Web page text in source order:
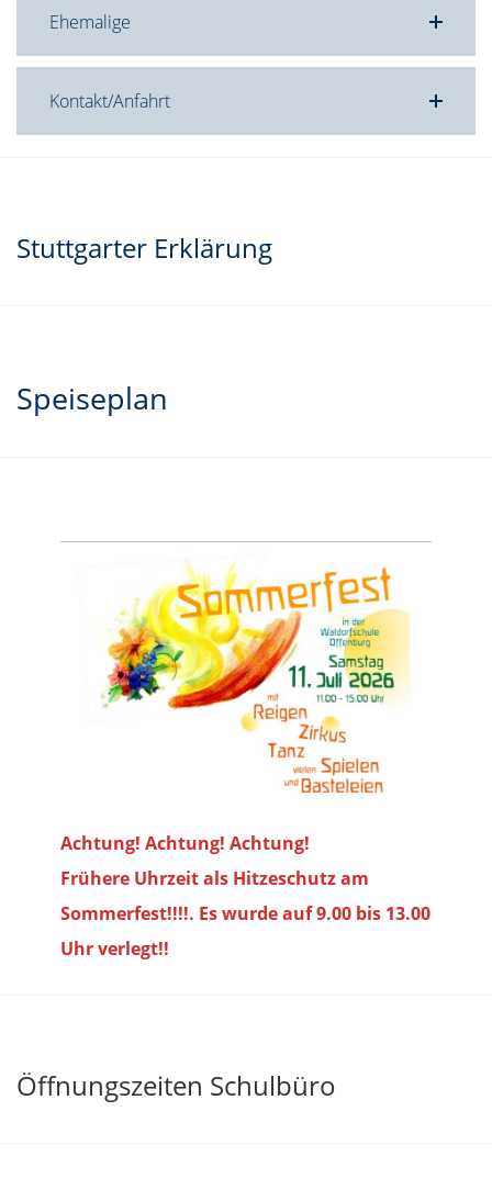
Ehemalige
Kontakt/Anfahrt
Stuttgarter Erklärung
Speiseplan
Achtung! Achtung! Achtung!
Frühere Uhrzeit als Hitzeschutz am
Sommerfest!!!!. Es wurde auf 9.00 bis 13.00
Uhr verlegt!!
Öffnungszeiten Schulbüro